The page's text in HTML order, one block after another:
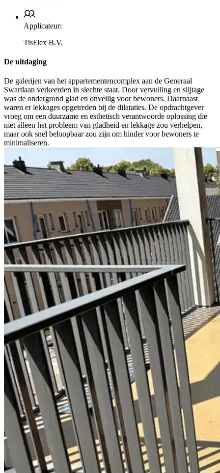
Applicateur:
TisFlex B.V.
De uitdaging
De galerijen van het appartementencomplex aan de Generaal
Swartlaan verkeerden in slechte staat. Door vervuiling en slijtage
was de ondergrond glad en onveilig voor bewoners. Daarnaast
waren er lekkages opgetreden bij de dilataties. De opdrachtgever
vroeg om een duurzame en esthetisch verantwoorde oplossing die
niet alleen het probleem van gladheid en lekkage zou verhelpen,
maar ook snel beloopbaar zou zijn om hinder voor bewoners te
minimaliseren.